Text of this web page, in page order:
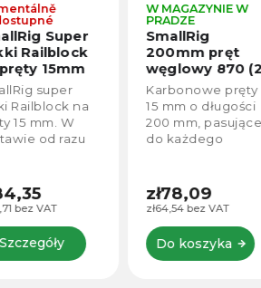
Super
Railblock
15mm
(2 sztuki)
bez VAT
Szczegóły
super
Railblock na
15 mm. W
od razu
gripa lub
w
15 mm.
SmallRig
200mm pręt
węglowy 870 (2
szt.)
W MAGAZYNIE W
PRADZE
zł64,54 bez VAT
zł78,09
Do koszyka
Karbonowe pręty
15 mm o długości
200 mm, pasujące
do każdego